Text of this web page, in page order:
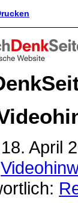
April